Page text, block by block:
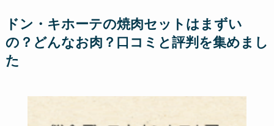
ドン・キホーテの焼肉セットはまずい
の？どんなお肉？口コミと評判を集めまし
た